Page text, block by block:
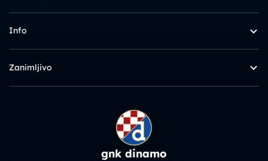
Info
Zanimljivo
gnk dinamo